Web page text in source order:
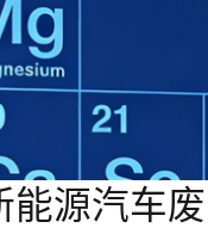
能源汽车